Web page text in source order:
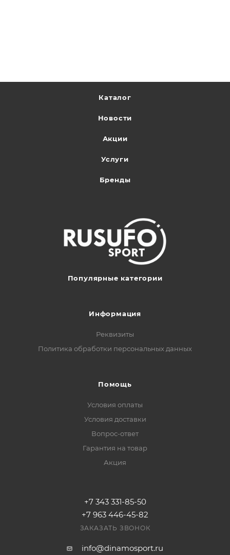
Каталог
Новости
Акции
Услуги
Бренды
Популярные категории
Информация
Реквизиты
Политика обработки персональных данных
Помощь
Условия оплаты
Условия доставки
Вопрос-ответ
Гарантия на товар
Акция
+7 343 331-85-50
+7 963 446-45-82
ЗАКАЗАТЬ ЗВОНОК
info@dinamosport.ru